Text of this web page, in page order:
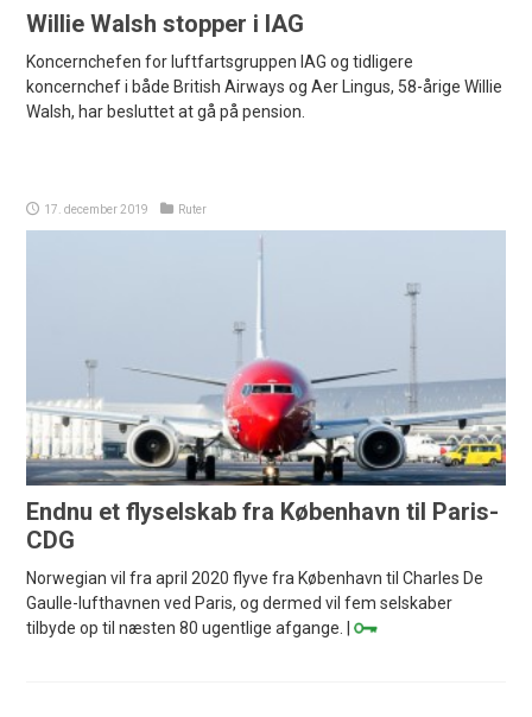
Willie Walsh stopper i IAG
Koncernchefen for luftfartsgruppen IAG og tidligere
koncernchef i både British Airways og Aer Lingus, 58-årige Willie
Walsh, har besluttet at gå på pension.
17. december 2019 Ruter
Endnu et flyselskab fra København til Paris-
CDG
Norwegian vil fra april 2020 flyve fra København til Charles De
Gaulle-lufthavnen ved Paris, og dermed vil fem selskaber
tilbyde op til næsten 80 ugentlige afgange. |